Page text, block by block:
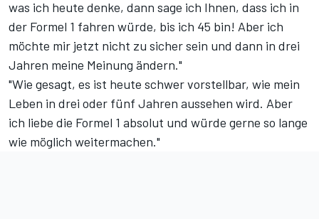
was ich heute denke, dann sage ich Ihnen, dass ich in
der Formel 1 fahren würde, bis ich 45 bin! Aber ich
möchte mir jetzt nicht zu sicher sein und dann in drei
Jahren meine Meinung ändern."
"Wie gesagt, es ist heute schwer vorstellbar, wie mein
Leben in drei oder fünf Jahren aussehen wird. Aber
ich liebe die Formel 1 absolut und würde gerne so lange
wie möglich weitermachen."